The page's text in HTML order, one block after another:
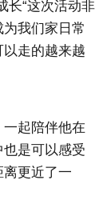
长“这次活动非
我们家日常
走的越来越
起陪伴他在
是可以感受
更近了一